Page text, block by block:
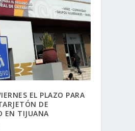
EL PLAZO PARA
DE
EN TIJUANA